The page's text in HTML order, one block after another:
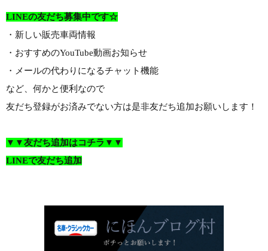
LINEの友だち募集中です☆
・新しい販売車両情報
・おすすめのYouTube動画お知らせ
・メールの代わりになるチャット機能
など、何かと便利なので
友だち登録がお済みでない方は是非友だち追加お願いします！
▼▼友だち追加はコチラ▼▼
LINEで友だち追加